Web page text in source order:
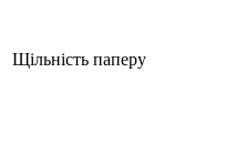
Щільність паперу